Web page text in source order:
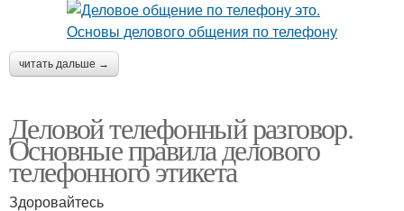
читать дальше →
Деловой телефонный разговор.
Основные правила делового
телефонного этикета
Здоровайтесь